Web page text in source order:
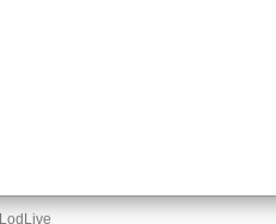
LodLive